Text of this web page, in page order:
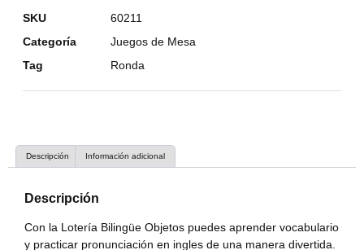
SKU
60211
Categoría
Juegos de Mesa
Tag
Ronda
Descripción Información adicional
Descripción
Con la Lotería Bilingüe Objetos puedes aprender vocabulario
y practicar pronunciación en ingles de una manera divertida.